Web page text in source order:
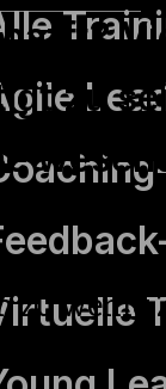
zu
zu wenig